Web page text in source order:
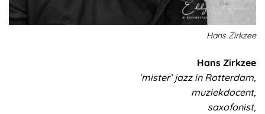
Hans Zirkzee
Hans Zirkzee
‘mister’ jazz in Rotterdam,
muziekdocent,
saxofonist,